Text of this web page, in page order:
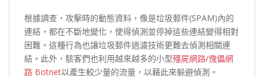
根據調查，攻擊時的動態資料，像是垃圾郵件(SPAM)內的
連結，都在不斷地變化，使得偵測並停掉這些連結變得相對
困難。這種行為也讓垃圾郵件過濾技術更難去偵測相關連
結。此外，駭客們也利用越來越多的小型殭屍網路/傀儡網
路 Botnet以產生較少量的流量，以藉此來躲避偵測。